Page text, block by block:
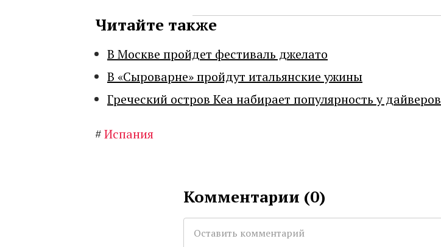
Читайте также
В Москве пройдет фестиваль джелато
В «Сыроварне» пройдут итальянские ужины
Греческий остров Кеа набирает популярность у дайверов
#Испания
Комментарии (0)